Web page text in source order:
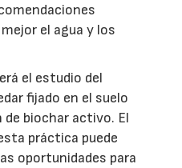
el agua y los
el estudio del
fijado en el suelo
biochar activo. El
práctica puede
oportunidades para